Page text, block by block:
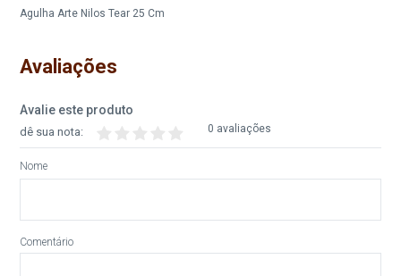
Agulha Arte Nilos Tear 25 Cm
Avaliações
Avalie este produto
0 avaliações
dê sua nota:
Nome
Comentário